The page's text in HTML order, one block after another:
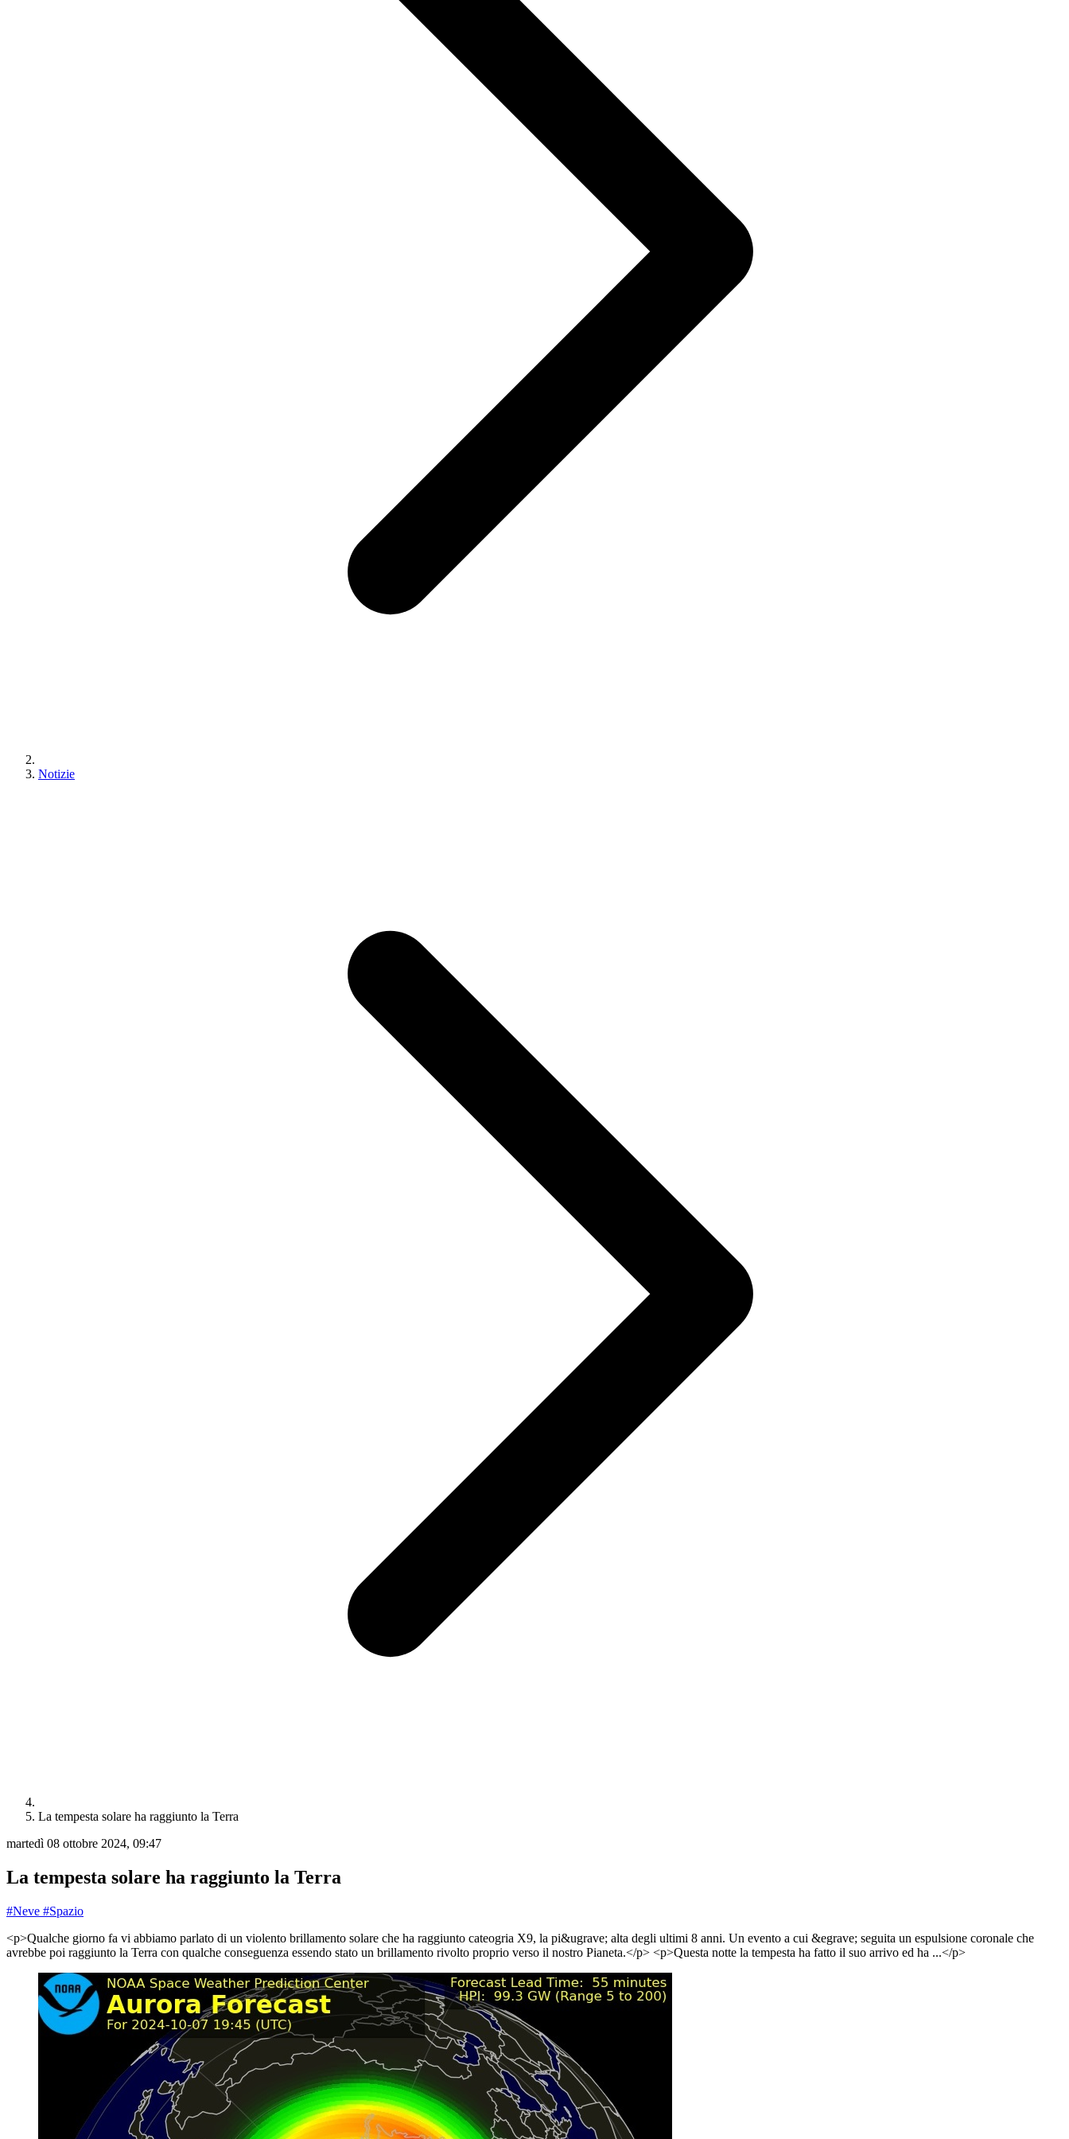
Notizie
La tempesta solare ha raggiunto la Terra
martedì 08 ottobre 2024, 09:47
La tempesta solare ha raggiunto la Terra
#Neve #Spazio
<p>Qualche giorno fa vi abbiamo parlato di un violento brillamento solare che ha raggiunto cateogria X9, la pi&ugrave; alta degli ultimi 8 anni. Un evento a cui &egrave; seguita un espulsione coronale che
avrebbe poi raggiunto la Terra con qualche conseguenza essendo stato un brillamento rivolto proprio verso il nostro Pianeta.</p> <p>Questa notte la tempesta ha fatto il suo arrivo ed ha ...</p>